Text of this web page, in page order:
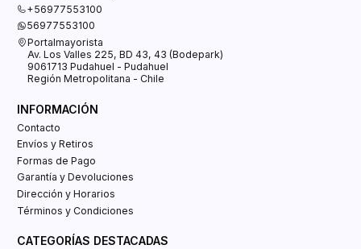
+56977553100
56977553100
Portalmayorista
Av. Los Valles 225, BD 43, 43 (Bodepark)
9061713 Pudahuel - Pudahuel
Región Metropolitana - Chile
INFORMACIÓN
Contacto
Envíos y Retiros
Formas de Pago
Garantía y Devoluciones
Dirección y Horarios
Términos y Condiciones
CATEGORÍAS DESTACADAS